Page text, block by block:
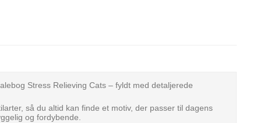
Stress Relieving Cats – fyldt med detaljerede
så du altid kan finde et motiv, der passer til dagens
og fordybende.